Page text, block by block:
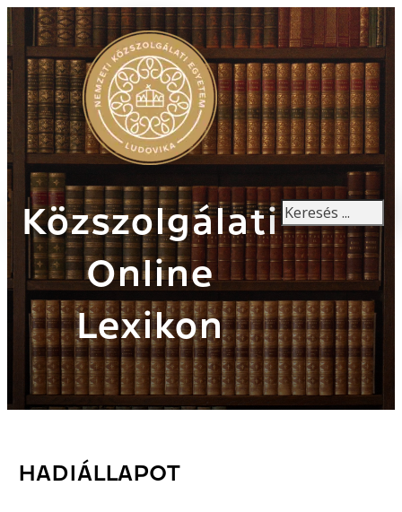
Közszolgálati
Online
Lexikon
Keresés
HADIÁLLAPOT